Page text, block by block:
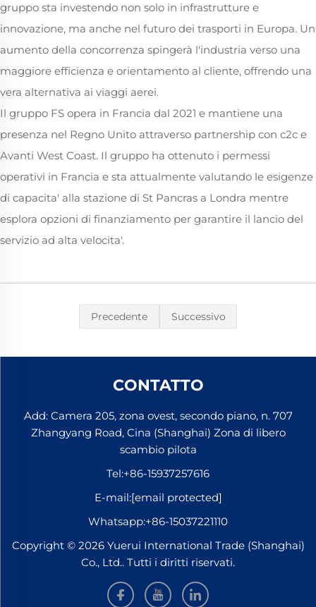
gruppo sta investendo non solo in infrastrutture e
innovazione, ma anche nel futuro dei trasporti in Europa. Un
aumento della concorrenza spingerà l'industria verso una
maggiore efficienza e orientamento al cliente, offrendo una
vera alternativa ai viaggi aerei.
Il gruppo FS opera in Francia dal 2021 e mantiene una
presenza nel Regno Unito attraverso partnership con c2c e
Avanti West Coast. Il gruppo ha ottenuto i permessi
operativi in Francia e sta attualmente valutando le esigenze
di capacita' alla stazione di St Pancras a Londra mentre
esplora opzioni di finanziamento per garantire il lancio del
servizio ad alta velocita'.
Precedente Successivo
CONTATTO
Add: Camera 205, zona ovest, secondo piano, n. 707
Zhangyang Road, Cina (Shanghai) Zona di libero
scambio pilota
Tel:+86-15937257616
E-mail:[email protected]
Whatsapp:+86-15037221110
Copyright © 2026 Yuerui International Trade (Shanghai)
Co., Ltd.. Tutti i diritti riservati.